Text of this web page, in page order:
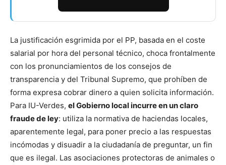
La justificación esgrimida por el PP, basada en el coste
salarial por hora del personal técnico, choca frontalmente
con los pronunciamientos de los consejos de
transparencia y del Tribunal Supremo, que prohíben de
forma expresa cobrar dinero a quien solicita información.
Para IU-Verdes, el Gobierno local incurre en un claro
fraude de ley: utiliza la normativa de haciendas locales,
aparentemente legal, para poner precio a las respuestas
incómodas y disuadir a la ciudadanía de preguntar, un fin
que es ilegal. Las asociaciones protectoras de animales o